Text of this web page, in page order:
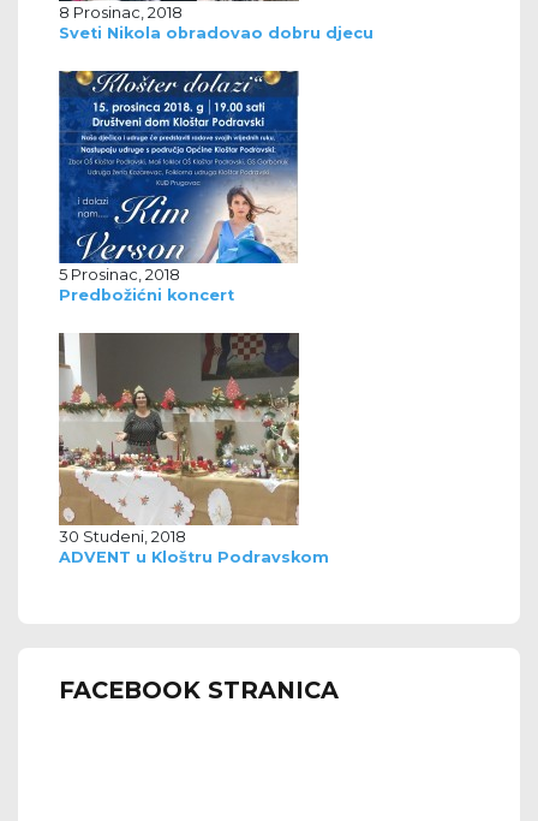
8 Prosinac, 2018
Sveti Nikola obradovao dobru djecu
5 Prosinac, 2018
Predbožićni koncert
30 Studeni, 2018
ADVENT u Kloštru Podravskom
FACEBOOK STRANICA